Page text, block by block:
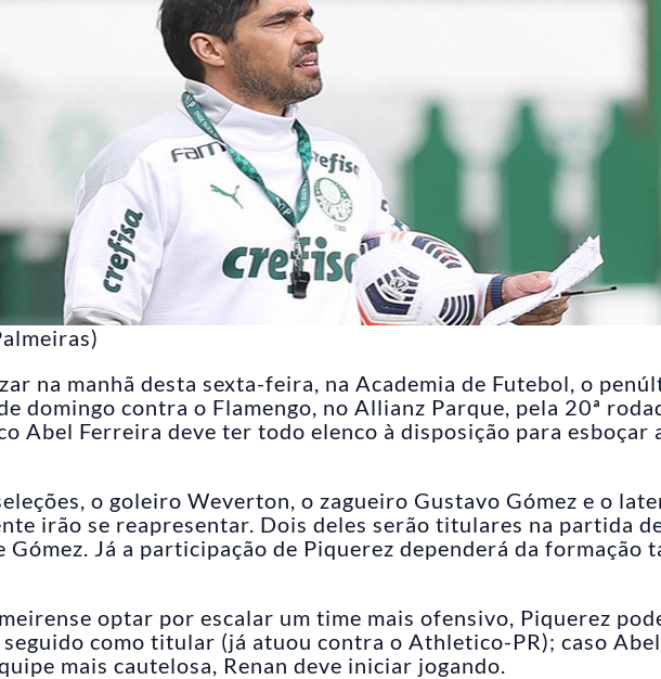
na manhã desta sexta-feira, na Academia de Futebol, o
domingo contra o Flamengo, no Allianz Parque, pela 20ª
Abel Ferreira deve ter todo elenco à disposição para esboçar
o goleiro Weverton, o zagueiro Gustavo Gómez e o
irão se reapresentar. Dois deles serão titulares na partida
Já a participação de Piquerez dependerá da formação
optar por escalar um time mais ofensivo, Piquerez
como titular (já atuou contra o Athletico-PR); caso Abel
mais cautelosa, Renan deve iniciar jogando.